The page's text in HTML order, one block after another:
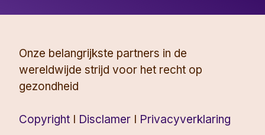
Onze belangrijkste partners in de
wereldwijde strijd voor het recht op
gezondheid
Copyright I Disclamer I Privacyverklaring